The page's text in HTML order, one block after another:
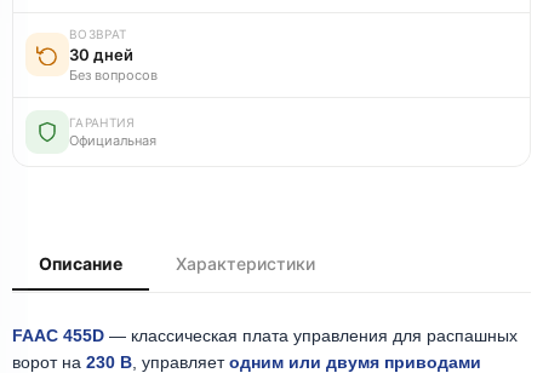
ВОЗВРАТ
30 дней
Без вопросов
ГАРАНТИЯ
Официальная
Описание Характеристики
FAAC 455D — классическая плата управления для распашных
ворот на 230 В , управляетодним или двумя приводами